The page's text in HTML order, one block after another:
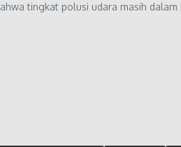
tingkat polusi udara masih